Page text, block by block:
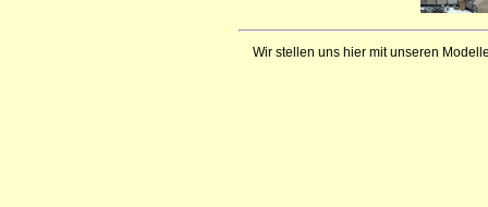
Wir stellen uns hier mit unseren